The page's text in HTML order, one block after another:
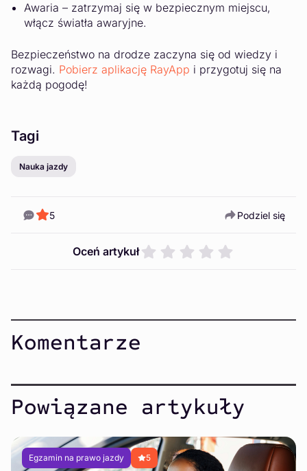
Awaria – zatrzymaj się w bezpiecznym miejscu,
włącz światła awaryjne.
Bezpieczeństwo na drodze zaczyna się od wiedzy i
rozwagi. Pobierz aplikację RayApp i przygotuj się na
każdą pogodę!
Tagi
Nauka jazdy
5 Podziel się
Oceń artykuł
Komentarze
Powiązane artykuły
Egzamin na prawo jazdy 5